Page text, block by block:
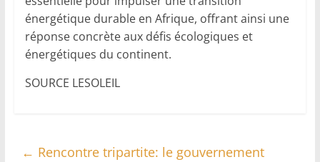
énergétique durable en Afrique, offrant ainsi une
réponse concrète aux défis écologiques et
énergétiques du continent.
SOURCE LESOLEIL
← Rencontre tripartite: le gouvernement